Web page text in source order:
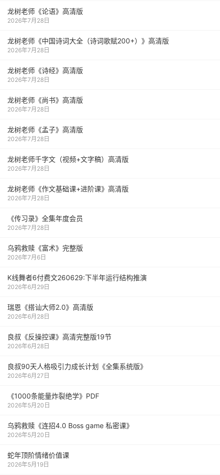
龙树老师《论语》高清版
2026年7月28日
龙树老师《中国诗词大全（诗词歌赋200+）》高清版
2026年7月28日
龙树老师《诗经》高清版
2026年7月28日
龙树老师《尚书》高清版
2026年7月28日
龙树老师《孟子》高清版
2026年7月28日
龙树老师千字文（视频+文字稿）高清版
2026年7月28日
龙树老师《作文基础课+进阶课》高清版
2026年7月28日
《传习录》全集年度会员
2026年7月28日
乌鸦救赎《富术》完整版
2026年7月6日
K线舞者6付费文260629:下半年运行结构推演
2026年6月29日
瑞恩《搭讪大师2.0》高清版
2026年6月28日
良叔《反操控课》高清完整版19节
2026年6月28日
良叔90天人格吸引力成长计划《全集系统版》
2026年6月27日
《1000‮能条‬‎量‮裂炸‬‎绝学》PDF
2026年5月20日
乌鸦救赎《连招4.0 Boss game 私密课》
2026年5月20日
蛇年顶阶情绪价值课
2026年5月19日